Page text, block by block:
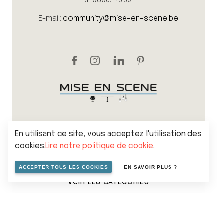
VOIR LES CATÉGORIES
E-mail: community@mise-en-scene.be
Cookies
En utilisant ce site, vous acceptez l'utilisation des
cookies.Lire notre politique de cookie.
ACCEPTER TOUS LES COOKIES EN SAVOIR PLUS ?